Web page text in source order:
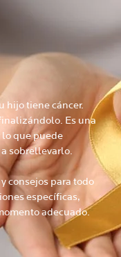
hijo tiene cáncer.
Es una
lo que puede
sobrellevarlo.
consejos para todo
específicas,
adecuado.